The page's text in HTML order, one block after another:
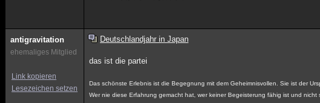
antigravitation
ehemaliges Mitglied
Link kopieren
Lesezeichen setzen
Deutschlandjahr in Japan
das ist die partei
Das schönste Erlebnis ist die Begegnung mit dem Geheimnisvollen. Sie ist der
Wer nie diese Erfahrung gemacht hat, wer keiner Begeisterung fähig ist und